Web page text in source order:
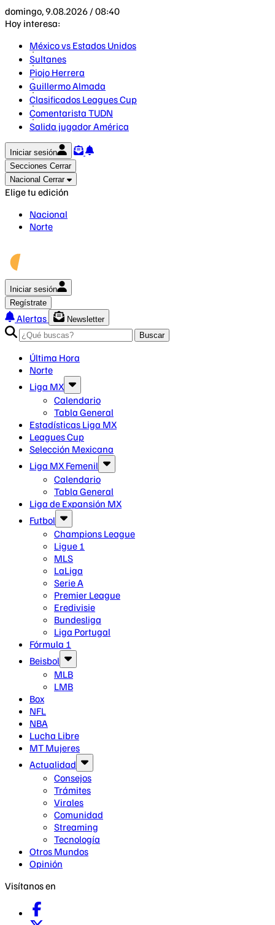
domingo, 9.08.2026 / 08:40
Hoy interesa:
México vs Estados Unidos
Sultanes
Piojo Herrera
Guillermo Almada
Clasificados Leagues Cup
Comentarista TUDN
Salida jugador América
Iniciar sesión
Secciones Cerrar
Nacional Cerrar
Elige tu edición
Nacional
Norte
Iniciar sesión
Regístrate
Alertas
Newsletter
Buscar
Última Hora
Norte
Liga MX
Calendario
Tabla General
Estadísticas Liga MX
Leagues Cup
Selección Mexicana
Liga MX Femenil
Calendario
Tabla General
Liga de Expansión MX
Futbol
Champions League
Ligue 1
MLS
LaLiga
Serie A
Premier League
Eredivisie
Bundesliga
Liga Portugal
Fórmula 1
Beisbol
MLB
LMB
Box
NFL
NBA
Lucha Libre
MT Mujeres
Actualidad
Consejos
Trámites
Virales
Comunidad
Streaming
Tecnología
Otros Mundos
Opinión
Visítanos en